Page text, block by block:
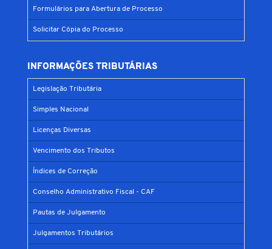
Formulários para Abertura de Processo
Solicitar Cópia do Processo
INFORMAÇÕES TRIBUTÁRIAS
Legislação Tributária
Simples Nacional
Licenças Diversas
Vencimento dos Tributos
Índices de Correção
Conselho Administrativo Fiscal - CAF
Pautas de Julgamento
Julgamentos Tributários